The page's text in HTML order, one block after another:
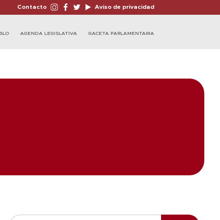
Contacto Aviso de privacidad
AGENDA LEGISLATIVA GACETA PARLAMENTARIA